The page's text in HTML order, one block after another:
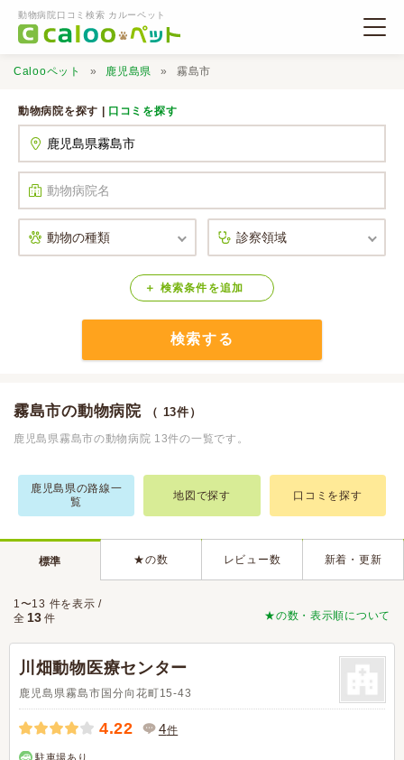
動物病院口コミ検索 カルーペット
口コミ検索
Calooペットとは？
Calooペット 鹿児島県 霧島市
動物病院を探す | 口コミを探す
検索条件 を追加
検索する
霧島市の動物病院 （ 13件）
鹿児島県霧島市の動物病院 13件の一覧です。
鹿児島県の路線一
覧
地図で探す 口コミを探す
標準 ★の数 レビュー数 新着・更新
★の数・表示順について
1〜13 件を表示 /
全 13 件
川畑動物医療センター
鹿児島県霧島市国分向花町15-43
4.22 4件
駐車場あり